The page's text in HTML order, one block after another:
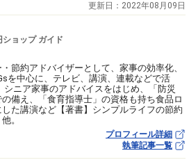
更新日： 2022年08月09日
ョップ ガイド
節約アドバイザーとして、家事の効率化、
を中心に、テレビ、講演、連載などで活
シニア家事のアドバイスをはじめ、「防災
備え、「食育指導士」の資格も持ち食品ロ
た講演など【著書】シンプルライフの節約
。
プロフィール詳細
執筆記事一覧